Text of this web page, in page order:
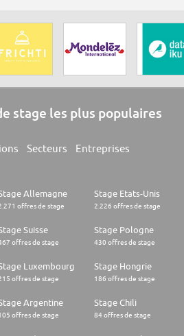
stage les plus populaires
Secteurs Entreprises
Allemagne
offres de stage
Stage Etats-Unis
2.226 offres de stage
Suisse
offres de stage
Stage Pologne
430 offres de stage
Luxembourg
offres de stage
Stage Hongrie
186 offres de stage
Argentine
offres de stage
Stage Chili
84 offres de stage